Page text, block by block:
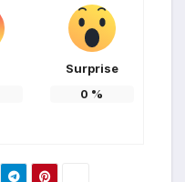
Surprise
0 %